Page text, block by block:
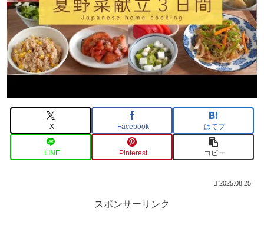
X Facebook はてブ
LINE Pinterest コピー
2025.08.25
スポンサーリンク